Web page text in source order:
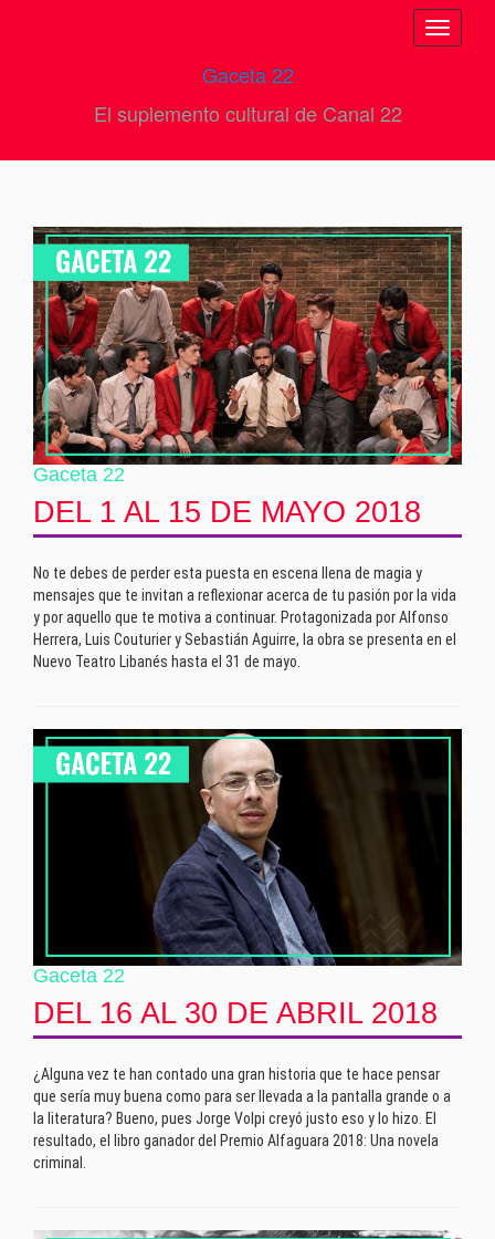
Toggle
Gaceta 22
El suplemento cultural de Canal 22
Gaceta 22
DEL 1 AL 15 DE MAYO 2018
No te debes de perder esta puesta en escena llena de magia y
mensajes que te invitan a reflexionar acerca de tu pasión por la vida
y por aquello que te motiva a continuar. Protagonizada por Alfonso
Herrera, Luis Couturier y Sebastián Aguirre, la obra se presenta en el
Nuevo Teatro Libanés hasta el 31 de mayo.
Gaceta 22
DEL 16 AL 30 DE ABRIL 2018
¿Alguna vez te han contado una gran historia que te hace pensar
que sería muy buena como para ser llevada a la pantalla grande o a
la literatura? Bueno, pues Jorge Volpi creyó justo eso y lo hizo. El
resultado, el libro ganador del Premio Alfaguara 2018: Una novela
criminal.